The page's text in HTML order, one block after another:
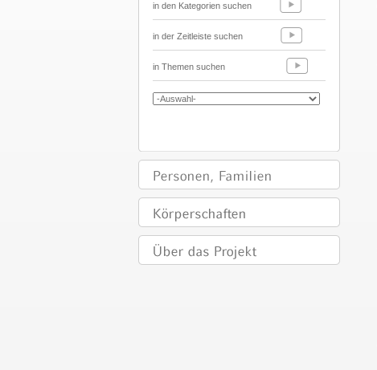
in den Kategorien suchen
in der Zeitleiste suchen
in Themen suchen